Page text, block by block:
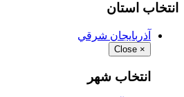
انتخاب استان
آذربايجان شرقي
×
Close
انتخاب شهر